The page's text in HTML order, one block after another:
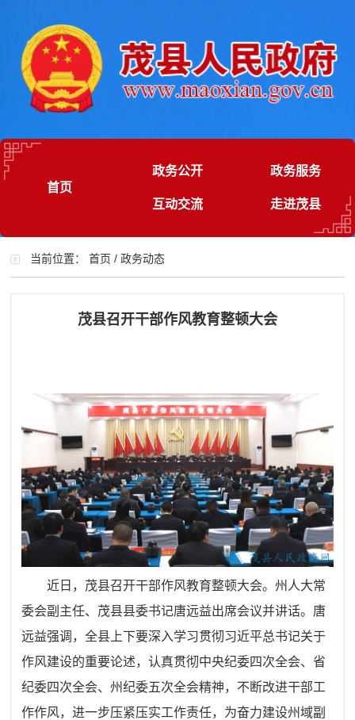
首页
政务公开 政务服务
互动交流 走进茂县
当前位置：首页 /政务动态
茂县召开干部作风教育整顿大会
近日， 茂县召开干部作风教育整顿大会。州人大常
委会副主任、茂县县委书记唐远益出席会议并讲话。 唐
远益强调，全县上下要深入学习贯彻习近平总书记关于
作风建设的重要论述，认真贯彻中央纪委四次全会、省
纪委四次全会、州纪委五次全会精神，不断改进干部工
作作风，进一步压紧压实工作责任，为奋力建设州域副